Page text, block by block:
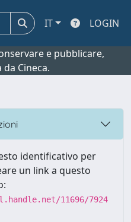
IT LOGIN
e pubblicare,
Cineca.
identificativo per
un link a questo
11696/7924